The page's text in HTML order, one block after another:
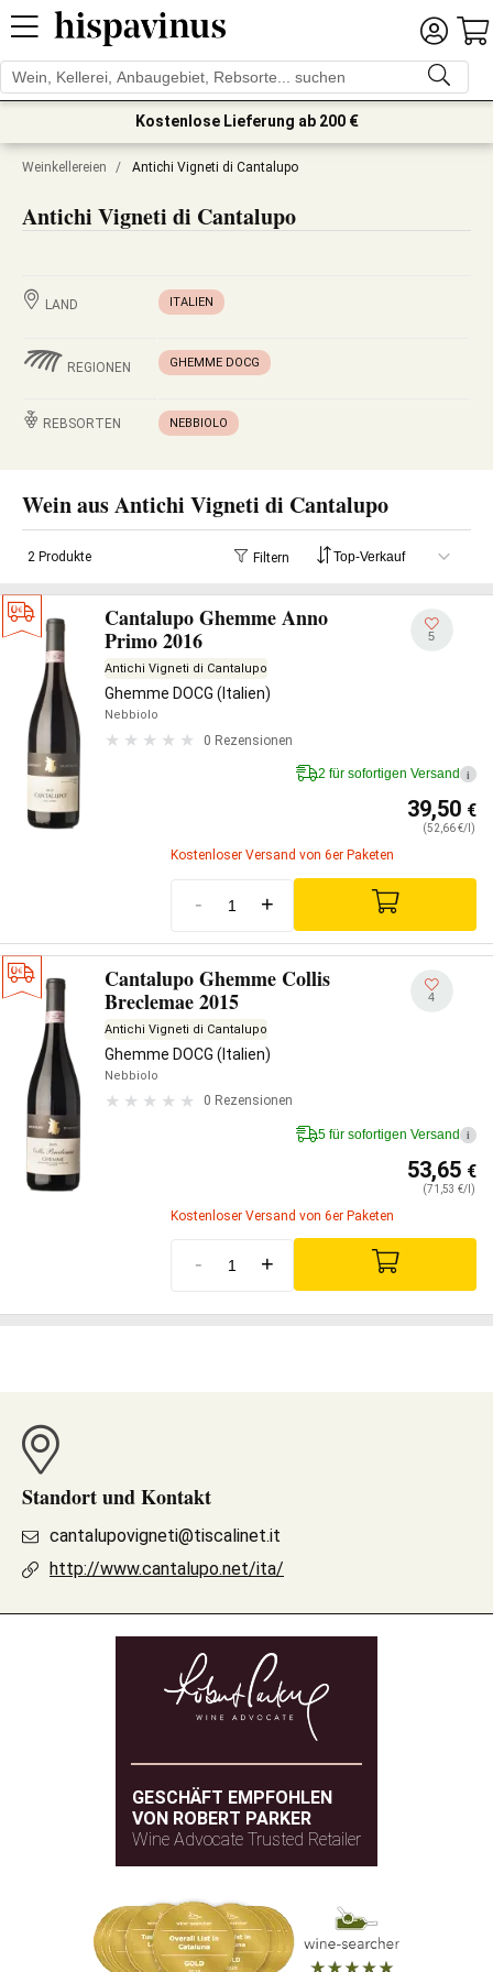
Kostenlose Lieferung ab 200 €
Weinkellereien / Antichi Vigneti di Cantalupo
Antichi Vigneti di Cantalupo
LAND ITALIEN
REGIONEN GHEMME DOCG
REBSORTEN NEBBIOLO
Wein aus Antichi Vigneti di Cantalupo
2 Produkte Filtern
Cantalupo Ghemme Anno
Primo 2016
Antichi Vigneti di Cantalupo
Ghemme DOCG (Italien)
Nebbiolo
0 Rezensionen
5
2 für sofortigen Versand i
39,50 €
(52,66 €/l)
Kostenloser Versand von 6er Paketen
- +
Cantalupo Ghemme Collis
Breclemae 2015
Antichi Vigneti di Cantalupo
Ghemme DOCG (Italien)
Nebbiolo
0 Rezensionen
4
5 für sofortigen Versand i
53,65 €
(71,53 €/l)
Kostenloser Versand von 6er Paketen
- +
Standort und Kontakt
cantalupovigneti@tiscalinet.it
http://www.cantalupo.net/ita/
GESCHÄFT EMPFOHLEN
VON ROBERT PARKER
Wine Advocate Trusted Retailer